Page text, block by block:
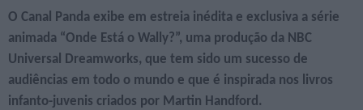
O Canal Panda exibe em estreia inédita e exclusiva a série
animada “Onde Está o Wally?”, uma produção da NBC
Universal Dreamworks, que tem sido um sucesso de
audiências em todo o mundo e que é inspirada nos livros
infanto-juvenis criados por Martin Handford.